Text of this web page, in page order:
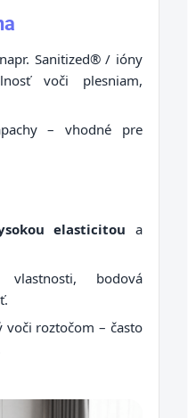
Sanitized® / ióny
voči plesniam,
– vhodné pre
elasticitou a
vlastnosti, bodová
roztočom – často